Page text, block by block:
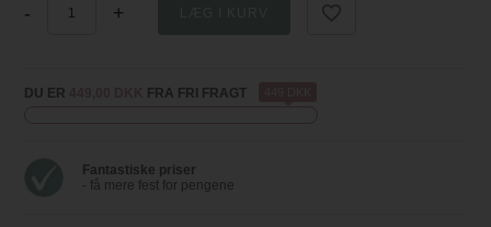
- +
DU ER FRA FRI FRAGT
Fantastiske priser
- få mere fest for pengene